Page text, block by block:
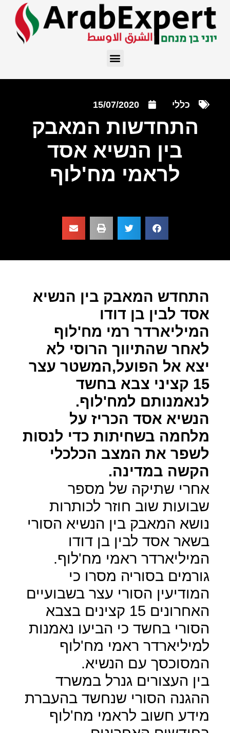
כללי 15/07/2020
התחדשות המאבק
בין הנשיא אסד
לראמי מח'לוף
התחדש המאבק בין הנשיא
אסד לבין בן דודו
המיליארדר רמי מח'לוף
לאחר שהתיווך הרוסי לא
יצא אל הפועל,המשטר עצר
15 קציני צבא בחשד
לנאמנותם למח'לוף.
הנשיא אסד הכריז על
מלחמה בשחיתות כדי לנסות
לשפר את המצב הכלכלי
הקשה במדינה.
אחרי שתיקה של מספר
שבועות שוב חוזר לכותרות
נושא המאבק בין הנשיא הסורי
בשאר אסד לבין בן דודו
המיליארדר ראמי מח'לוף.
גורמים בסוריה מסרו כי
המודיעין הסורי עצר בשבועיים
האחרונים 15 קצינים בצבא
הסורי בחשד כי הביעו נאמנות
למיליארדר ראמי מח'לוף
המסוכסך עם הנשיא.
בין העצורים גנרל במשרד
ההגנה הסורי שנחשד בהעברת
מידע חשוב לראמי מח'לוף